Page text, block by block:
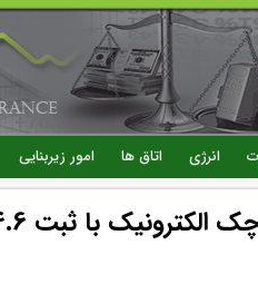
انرژی اتاق ها امور زیربنایی